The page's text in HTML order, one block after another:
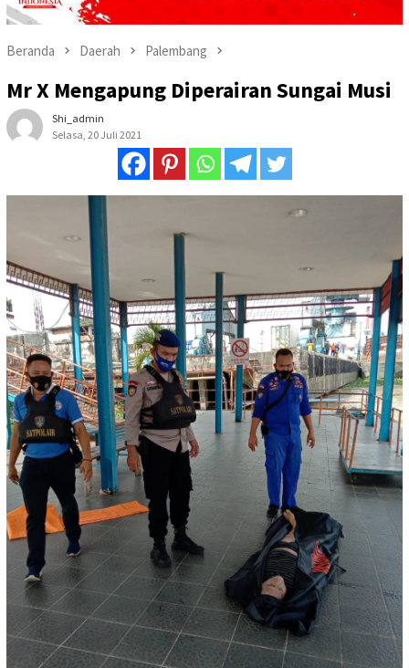
Beranda Daerah Palembang
Mr X Mengapung Diperairan Sungai Musi
Shi_admin
Selasa, 20 Juli 2021